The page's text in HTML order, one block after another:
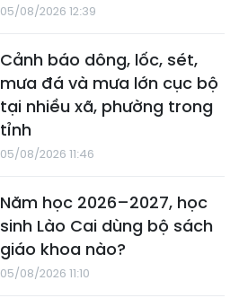
05/08/2026 12:39
Cảnh báo dông, lốc, sét,
mưa đá và mưa lớn cục bộ
tại nhiều xã, phường trong
tỉnh
05/08/2026 11:46
Năm học 2026–2027, học
sinh Lào Cai dùng bộ sách
giáo khoa nào?
05/08/2026 11:10